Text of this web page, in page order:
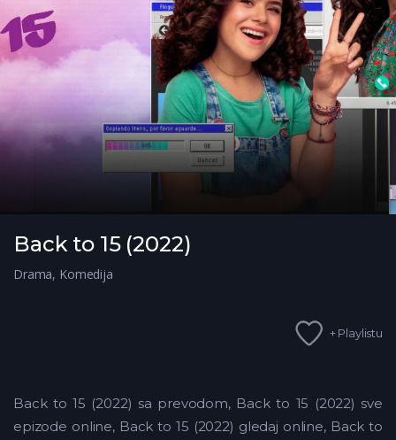
Back to 15 (2022)
Drama, Komedija
+ Playlistu
Back to 15 (2022) sa prevodom, Back to 15 (2022) sve
epizode online, Back to 15 (2022) gledaj online, Back to